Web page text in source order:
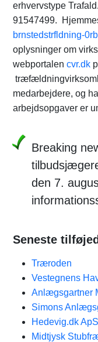
erhvervstype
91547499.
brnstedstrfldning-
oplysninger om
webportalen cvr.dk
medarbejdere, og
arbejdsopgaver er
Breaking
den 7.
Seneste
Træroden
Vestegnens
Anlægsgartner
Simons
Hedevig.dk ApS
Midtjysk